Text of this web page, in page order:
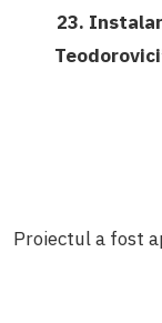
23.
Proiectul a fost